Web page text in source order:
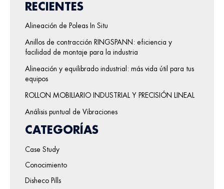
RECIENTES
Alineación de Poleas In Situ
Anillos de contracción RINGSPANN: eficiencia y
facilidad de montaje para la industria
Alineación y equilibrado industrial: más vida útil para tus
equipos
ROLLON MOBILIARIO INDUSTRIAL Y PRECISIÓN LINEAL
Análisis puntual de Vibraciones
CATEGORÍAS
Case Study
Conocimiento
Disheco Pills